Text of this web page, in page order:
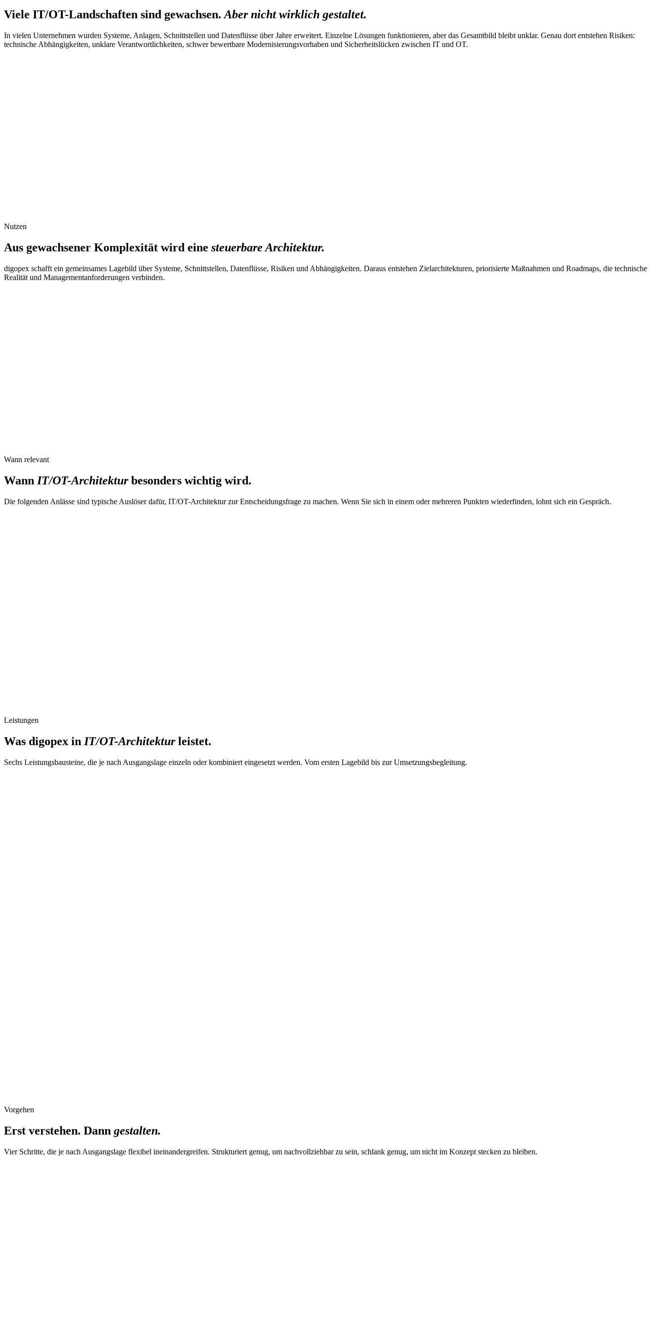
Viele IT/OT-Landschaften sind gewachsen. Aber nicht wirklich gestaltet.
In vielen Unternehmen wurden Systeme, Anlagen, Schnittstellen und Datenflüsse über Jahre erweitert. Einzelne Lösungen funktionieren, aber das Gesamtbild bleibt unklar. Genau dort entstehen Risiken:
technische Abhängigkeiten, unklare Verantwortlichkeiten, schwer bewertbare Modernisierungsvorhaben und Sicherheitslücken zwischen IT und OT.
Nutzen
Aus gewachsener Komplexität wird eine steuerbare Architektur.
digopex schafft ein gemeinsames Lagebild über Systeme, Schnittstellen, Datenflüsse, Risiken und Abhängigkeiten. Daraus entstehen Zielarchitekturen, priorisierte Maßnahmen und Roadmaps, die technische
Realität und Managementanforderungen verbinden.
Wann relevant
Wann IT/OT-Architekturbesonders wichtig wird.
Die folgenden Anlässe sind typische Auslöser dafür, IT/OT-Architektur zur Entscheidungsfrage zu machen. Wenn Sie sich in einem oder mehreren Punkten wiederfinden, lohnt sich ein Gespräch.
Leistungen
Was digopex in IT/OT-Architekturleistet.
Sechs Leistungsbausteine, die je nach Ausgangslage einzeln oder kombiniert eingesetzt werden. Vom ersten Lagebild bis zur Umsetzungsbegleitung.
Vorgehen
Erst verstehen. Dann gestalten.
Vier Schritte, die je nach Ausgangslage flexibel ineinandergreifen. Strukturiert genug, um nachvollziehbar zu sein, schlank genug, um nicht im Konzept stecken zu bleiben.